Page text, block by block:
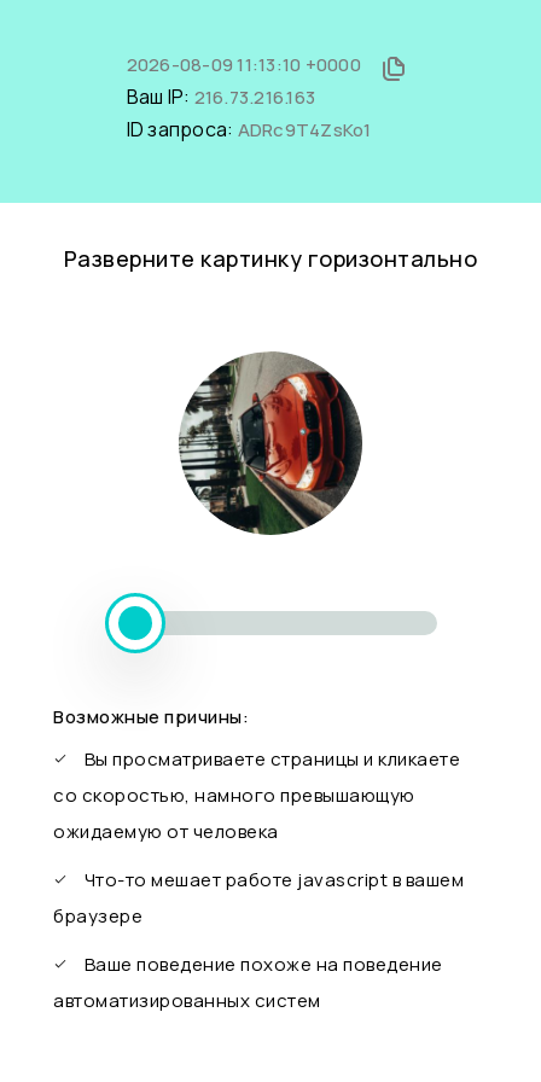
2026-08-09 11:13:10 +0000
Ваш IP: 216.73.216.163
ID запроса: ADRc9T4ZsKo1
Разверните картинку горизонтально
Возможные причины:
Вы просматриваете страницы и кликаете
со скоростью, намного превышающую
ожидаемую от человека
Что-то мешает работе javascript в вашем
браузере
Ваше поведение похоже на поведение
автоматизированных систем